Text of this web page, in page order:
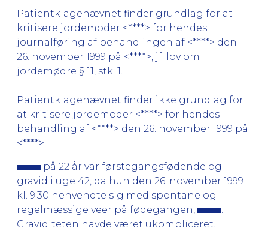
Patientklagenævnet finder grundlag for at
kritisere jordemoder <****> for hendes
journalføring af behandlingen af <****> den
26. november 1999 på <****>, jf. lov om
jordemødre § 11, stk. 1.
Patientklagenævnet finder ikke grundlag for
at kritisere jordemoder <****> for hendes
behandling af <****> den 26. november 1999 på
<****>.
på 22 år var førstegangsfødende og
gravid i uge 42, da hun den 26. november 1999
kl. 9.30 henvendte sig med spontane og
regelmæssige veer på fødegangen,
Graviditeten havde været ukompliceret.